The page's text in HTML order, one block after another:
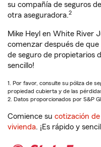
su compañía de seguros
otra aseguradora.2
Mike Heyl en White River
comenzar después de
de seguro de propietarios
sencillo!
1. Por favor, consulte su póliza de
propiedad cubierta y de las
2. Datos proporcionados por S&P
Comience su cotización
vivienda. ¡Es rápido y